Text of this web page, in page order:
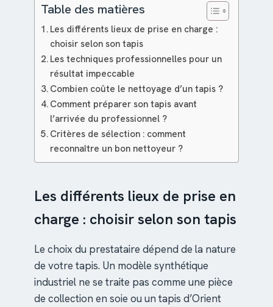
Table des matières
Les différents lieux de prise en charge :
choisir selon son tapis
Les techniques professionnelles pour un
résultat impeccable
Combien coûte le nettoyage d’un tapis ?
Comment préparer son tapis avant
l’arrivée du professionnel ?
Critères de sélection : comment
reconnaître un bon nettoyeur ?
Les différents lieux de prise en
charge : choisir selon son tapis
Le choix du prestataire dépend de la nature
de votre tapis. Un modèle synthétique
industriel ne se traite pas comme une pièce
de collection en soie ou un tapis d’Orient